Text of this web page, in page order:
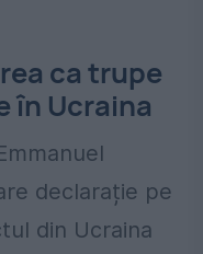
ca trupe
în Ucraina
declarație pe
din Ucraina